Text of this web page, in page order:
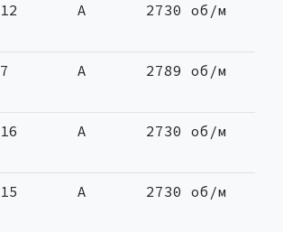
12 A 2730 об/м
7 A 2789 об/м
16 A 2730 об/м
15 A 2730 об/м